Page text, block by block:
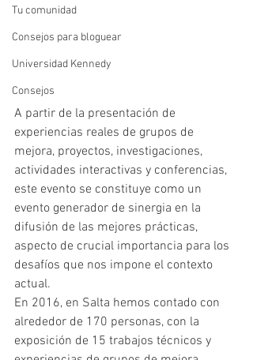
Tu comunidad
Consejos para bloguear
Universidad Kennedy
Consejos
A partir de la presentación de
experiencias reales de grupos de
mejora, proyectos, investigaciones,
actividades interactivas y conferencias,
este evento se constituye como un
evento generador de sinergia en la
difusión de las mejores prácticas,
aspecto de crucial importancia para los
desafíos que nos impone el contexto
actual.
En 2016, en Salta hemos contado con
alrededor de 170 personas, con la
exposición de 15 trabajos técnicos y